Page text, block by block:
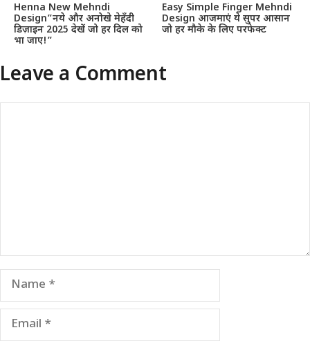
Henna New Mehndi
Design”नये और अनोखे मेहँदी
डिज़ाइन 2025 देखें जो हर दिल को
भा जाए!”
Easy Simple Finger Mehndi
Design आजमाएं ये सुपर आसान
जो हर मौके के लिए परफेक्ट
Leave a Comment
Name
Email